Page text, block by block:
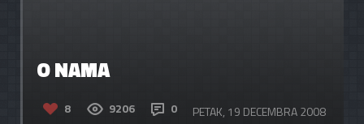
O NAMA
8 9206 0 PETAK, 19 DECEMBRA 2008